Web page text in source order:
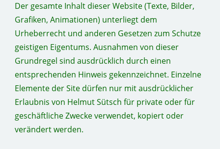
Der gesamte Inhalt dieser Website (Texte, Bilder,
Grafiken, Animationen) unterliegt dem
Urheberrecht und anderen Gesetzen zum Schutze
geistigen Eigentums. Ausnahmen von dieser
Grundregel sind ausdrücklich durch einen
entsprechenden Hinweis gekennzeichnet. Einzelne
Elemente der Site dürfen nur mit ausdrücklicher
Erlaubnis von Helmut Sütsch für private oder für
geschäftliche Zwecke verwendet, kopiert oder
verändert werden.